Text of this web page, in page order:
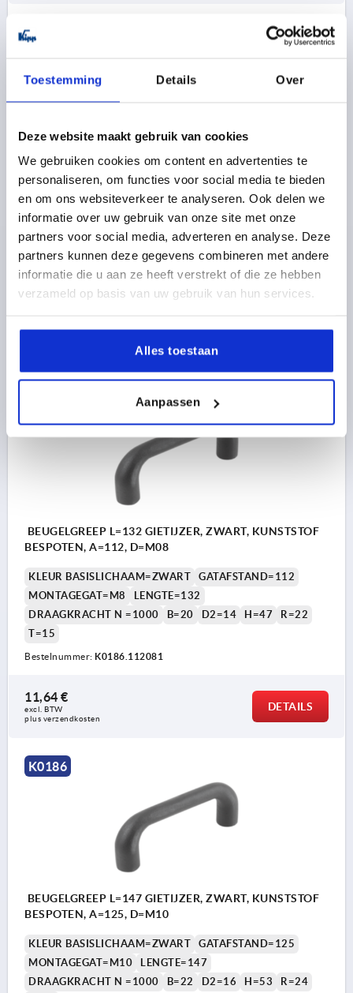
Toestemming Details Over
Deze website maakt gebruik van cookies
We gebruiken cookies om content en advertenties te
personaliseren, om functies voor social media te bieden
en om ons websiteverkeer te analyseren. Ook delen we
informatie over uw gebruik van onze site met onze
partners voor social media, adverteren en analyse. Deze
partners kunnen deze gegevens combineren met andere
informatie die u aan ze heeft verstrekt of die ze hebben
verzameld op basis van uw gebruik van hun services.
Alles toestaan
Aanpassen
K0186
BEUGELGREEP L=118 GIETIJZER, ZWART, KUNSTSTOF
BESPOTEN, A=100, D=M06
GATAFSTAND=100
MONTAGEGAT=M6
Bestelnummer: K0186.100061
10,16 €
BEUGELGREEP L=132 GIETIJZER, ZWART, KUNSTSTOF
BESPOTEN, A=112, D=M08
KLEUR BASISLICHAAM=ZWART
GATAFSTAND=112
MONTAGEGAT=M8
LENGTE=132
DRAAGKRACHT N =1000
B=20 D2=14 H=47
R=22
T=15
Bestelnummer: K0186.112081
11,64 €
excl. BTW
plus verzendkosten
DETAILS
K0186
BEUGELGREEP L=147 GIETIJZER, ZWART, KUNSTSTOF
BESPOTEN, A=125, D=M10
KLEUR BASISLICHAAM=ZWART
GATAFSTAND=125
MONTAGEGAT=M10
LENGTE=147
DRAAGKRACHT N =1000
B=22 D2=16 H=53
R=24